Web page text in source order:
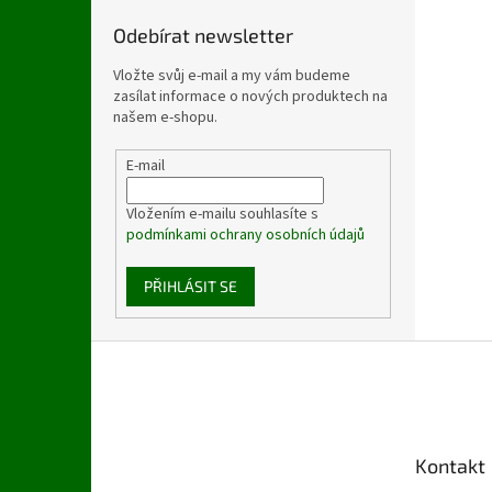
Odebírat newsletter
Vložte svůj e-mail a my vám budeme
zasílat informace o nových produktech na
našem e-shopu.
E-mail
Vložením e-mailu souhlasíte s
podmínkami ochrany osobních údajů
PŘIHLÁSIT SE
Kontakt